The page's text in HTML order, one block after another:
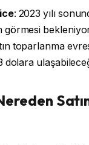
: 2023 yılı
görmesi
toparlanma
dolara